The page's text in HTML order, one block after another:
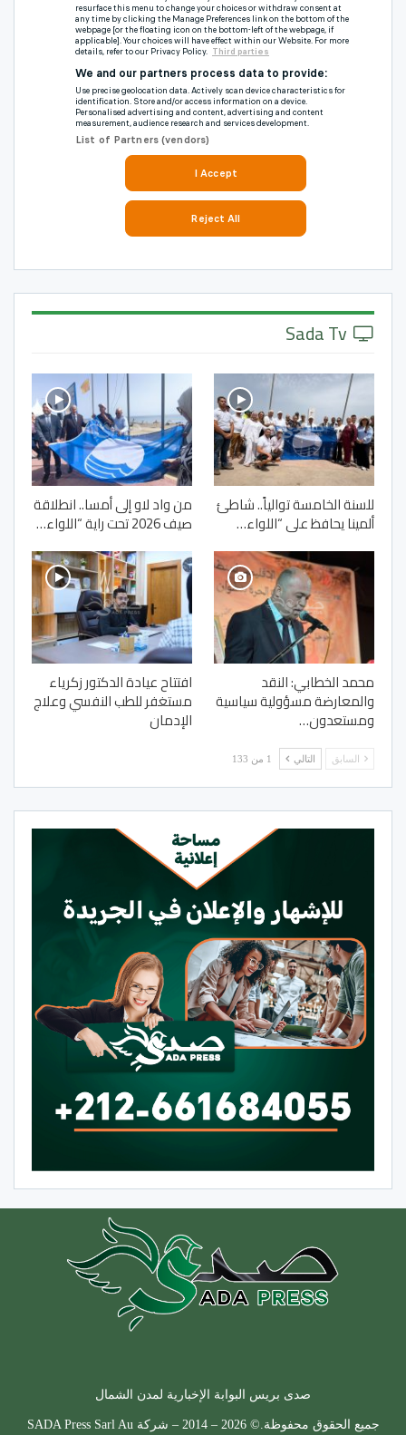
للسنة الخامسة توالياً.. شاطئ
ألمينا يحافظ على “اللواء…
من واد لاو إلى أمسا.. انطلاقة
صيف 2026 تحت راية “اللواء…
محمد الخطابي: النقد
والمعارضة مسؤولية سياسية
ومستعدون…
افتتاح عيادة الدكتور زكرياء
مستغفر للطب النفسي وعلاج
الإدمان
السابق التالي 1 من 133
صدى بريس البوابة الإخبارية لمدن الشمال
جميع الحقوق محفوظة.© 2026 – 2014 – شركة SADA Press Sarl Au